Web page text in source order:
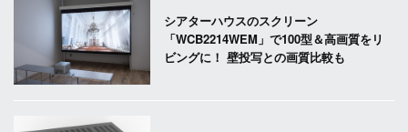
シアターハウスのスクリーン
「WCB2214WEM」で100型＆高画質をリ
ビングに！ 壁投写との画質比較も